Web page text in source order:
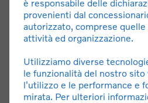
XC40 B3 Promo
Tecnologia innovativa,
sicurezza Volvo. Viaggia senza
interessato a un noleggio a
concessionario di fiducia per
per te. I vantaggi Volvo ti
è responsabile delle
provenienti dal
autorizzato, comprese quelle
attività ed organizzazione.
Utilizziamo diverse
le funzionalità del nostro sito
l'utilizzo e le performance e
mirata. Per ulteriori